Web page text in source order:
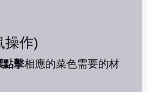
操作)
點擊相應的菜色需要的材